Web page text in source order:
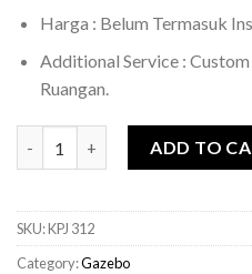
Harga : Belum Termasuk
Additional Service :
Ruangan.
ADD TO
SKU:KPJ 312
Category:Gazebo